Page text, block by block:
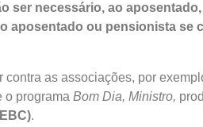
ser necessário, ao
aposentado ou pensionista se
contra as associações, por
o programa Bom Dia, Ministro,
.